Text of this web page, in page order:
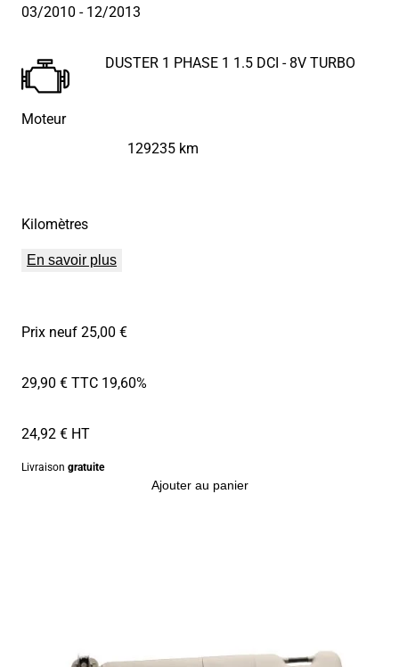
03/2010 - 12/2013
Moteur
DUSTER 1 PHASE 1 1.5 DCI - 8V TURBO
Kilomètres
129235 km
En savoir plus
Prix neuf 25,00 €
29,90 € TTC 19,60%
24,92 € HT
Livraison gratuite
Ajouter au panier